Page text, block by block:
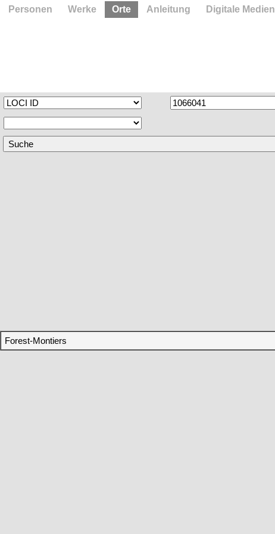
Forest-Montiers
Personen Werke Orte Anleitung Digitale Medien